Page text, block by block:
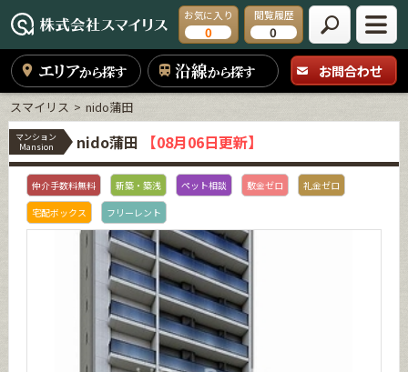
お気に入り
0
閲覧履歴
0
エリアから探す 沿線から探す お問合わせ
スマイリス nido蒲田
マンション
Mansion
nido蒲田 【08月06日更新】
仲介手数料無料 新築・築浅 ペット相談 敷金ゼロ
礼金ゼロ
宅配ボックス
フリーレント